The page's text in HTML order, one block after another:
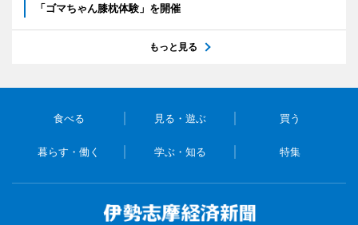
「ゴマちゃん膝枕体験」を開催
もっと見る
食べる 見る・遊ぶ 買う
暮らす・働く 学ぶ・知る 特集